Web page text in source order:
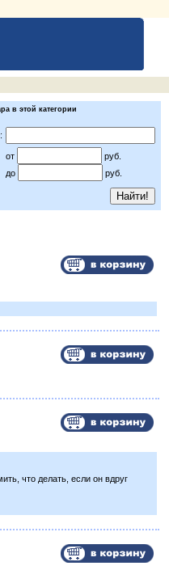
в этой категории
от
руб.
до
руб.
что делать, если он вдруг